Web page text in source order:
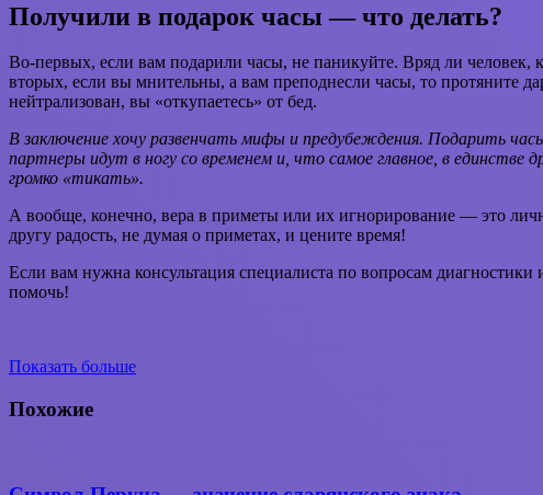
Получили в подарок часы — что делать?
Во-первых, если вам подарили часы, не паникуйте. Вряд ли человек,
вторых, если вы мнительны, а вам преподнесли часы, то протяните
нейтрализован, вы «откупаетесь» от бед.
В заключение хочу развенчать мифы и предубеждения. Подарить
партнеры идут в ногу со временем и, что самое главное, в
громко «тикать».
А вообще, конечно, вера в приметы или их игнорирование — это
другу радость, не думая о приметах, и цените время!
Если вам нужна консультация специалиста по вопросам
помочь!
Показать больше
через
Похожие